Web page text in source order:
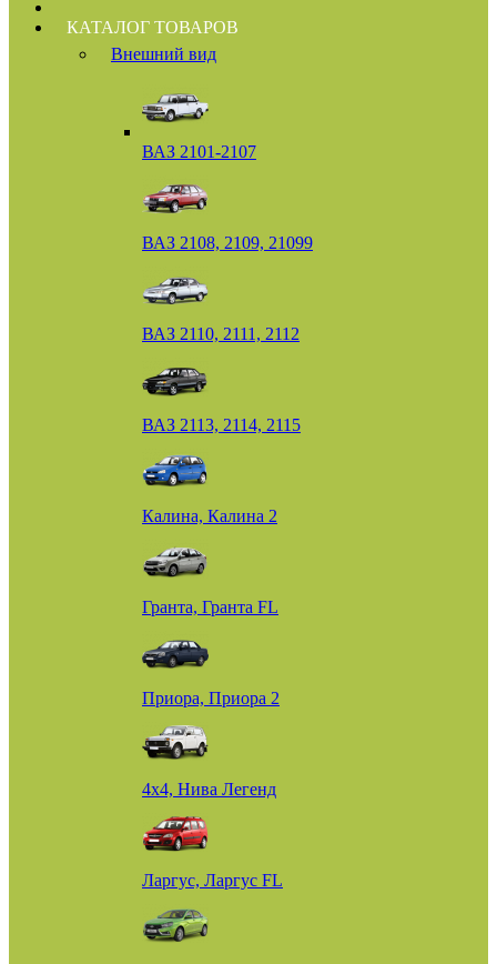
КАТАЛОГ ТОВАРОВ
Внешний вид
ВАЗ 2101-2107
ВАЗ 2108, 2109, 21099
ВАЗ 2110, 2111, 2112
ВАЗ 2113, 2114, 2115
Калина, Калина 2
Гранта, Гранта FL
Приора, Приора 2
4х4, Нива Легенд
Ларгус, Ларгус FL